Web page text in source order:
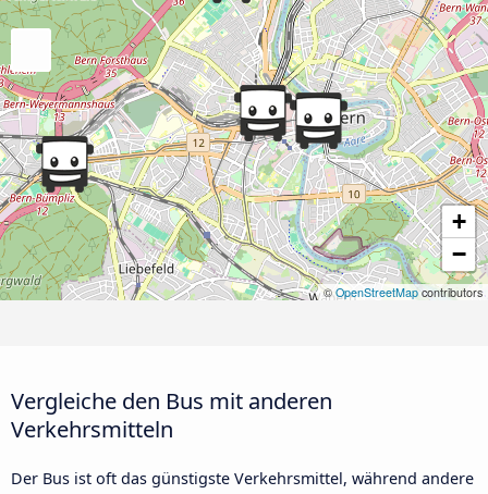
+
−
©OpenStreetMapcontributors
Vergleiche den Bus mit anderen
Verkehrsmitteln
Der Bus ist oft das günstigste Verkehrsmittel, während andere